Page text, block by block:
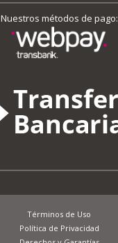
Nuestros métodos de pago:
Términos de Uso
Política de Privacidad